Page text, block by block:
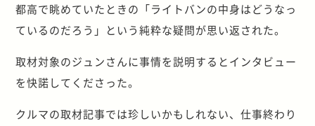
都高で眺めていたときの「ライトバンの中身はどうなっ
ているのだろう」という純粋な疑問が思い返された。
取材対象のジュンさんに事情を説明するとインタビュー
を快諾してくださった。
クルマの取材記事では珍しいかもしれない、仕事終わり